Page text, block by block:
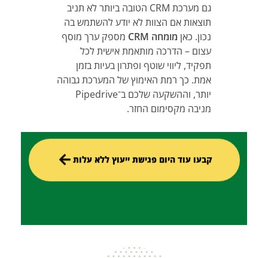
גם מערכת CRM הטובה ביותר לא תניב
תוצאות אם הצוות לא יודע להשתמש בה
נכון. כאן מומחה CRM
מספק ערך מוסף
עצום – הדרכה מותאמת אישית לכל
תפקיד, ליווי שוטף ופתרון בעיות בזמן
אמת. כך רמת האימוץ של המערכת גבוהה
יותר, וההשקעה שלכם ב־Pipedrive
מניבה מקסימום החזר.
קבעו עוד היום פגישת ייעוץ ללא עלות